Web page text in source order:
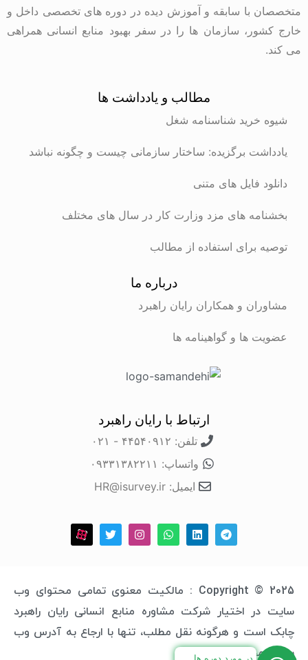
متخصصان با سابقه و آموزش دیده در دوره های تخصصی داخل و
خارج کشور، سازمان ها را در سفر بهبود منابع انسانی همراهی
می کند.
مطالب و یادداشت ها
شیوه خرید شناسنامه شغل
یادداشت برگزیده: ساختار سازمانی چیست و چگونه نباشد
دانلود فایل های متنی
بخشنامه های مزد وزارت کار در سال های مختلف
توصیه برای استفاده از مطالب
درباره ما
مشاوران و همکاران رایان راهبرد
عضویت ها و گواهینامه ها
ارتباط با رایان راهبرد
تلفن: ۴۴۵۴۰۹۱۲ - ۰۲۱
واتساپ: ۰۹۳۳۱۳۸۲۲۱۱
ایمیل: HR@isurvey.ir
Copyright © 2025 : مالکیت معنوی تمامی محتوای وب
سایت در اختیار شرکت مشاوره منابع انسانی رایان راهبرد
چابک است و هرگونه نقل مطلب، تنها با ارجاع به آدرس وب
سایت مجاز خواهد بود.